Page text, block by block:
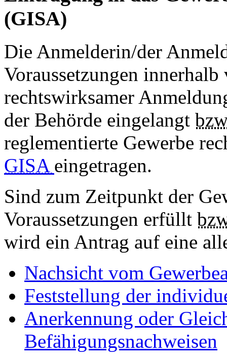
(GISA)
Die Anmelderin/der
Voraussetzungen
rechtswirksamer
der Behörde eingelangt
reglementierte Gewerbe
GISA eingetragen.
Sind zum Zeitpunkt der
Voraussetzungen erfüllt
wird ein Antrag auf eine
Nachsicht vom
Feststellung der
Anerkennung oder
Befähigungsnachweisen